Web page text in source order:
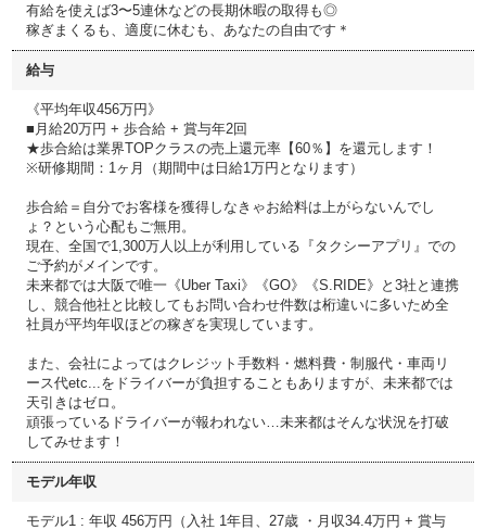
有給を使えば3〜5連休などの長期休暇の取得も◎
稼ぎまくるも、適度に休むも、あなたの自由です＊
給与
《平均年収456万円》
■月給20万円 + 歩合給 + 賞与年2回
★歩合給は業界TOPクラスの売上還元率【60％】を還元します！
※研修期間：1ヶ月（期間中は日給1万円となります）
歩合給＝自分でお客様を獲得しなきゃお給料は上がらないんでし
ょ？という心配もご無用。
現在、全国で1,300万人以上が利用している『タクシーアプリ』での
ご予約がメインです。
未来都では大阪で唯一《Uber Taxi》《GO》《S.RIDE》と3社と連携
し、競合他社と比較してもお問い合わせ件数は桁違いに多いため全
社員が平均年収ほどの稼ぎを実現しています。
また、会社によってはクレジット手数料・燃料費・制服代・車両リ
ース代etc...をドライバーが負担することもありますが、未来都では
天引きはゼロ。
頑張っているドライバーが報われない…未来都はそんな状況を打破
してみせます！
モデル年収
モデル1 : 年収 456万円（入社 1年目、27歳 ・月収34.4万円 + 賞与